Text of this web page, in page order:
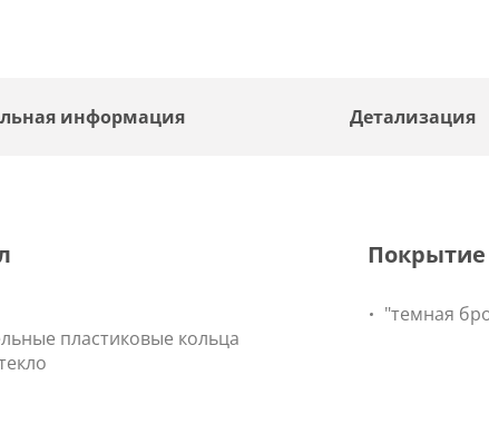
информация Детализация
пластиковые кольца
Покрытие
"темная